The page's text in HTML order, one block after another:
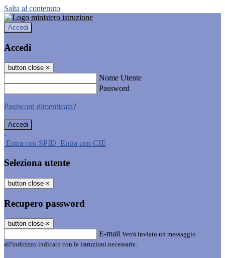
Salta al contenuto
Accedi
Accedi
button close ×
Nome Utente
Password
Password dimenticata?
-
Entra con SPID Entra con CIE
Seleziona utente
button close ×
Recupero password
button close ×
E-mail Verrà inviato un messaggio
all'indirizzo indicato con le istruzioni necessarie.